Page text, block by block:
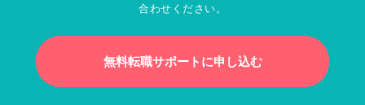
合わせください。
無料転職サポートに申し込む